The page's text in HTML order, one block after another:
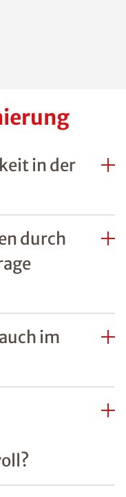
in der
durch
im